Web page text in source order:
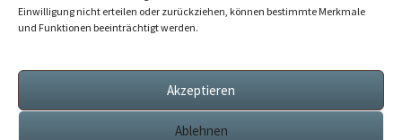
Einwilligung nicht erteilen oder zurückziehen, können bestimmte Merkmale
und Funktionen beeinträchtigt werden.
Akzeptieren
Ablehnen
Caritas Verband